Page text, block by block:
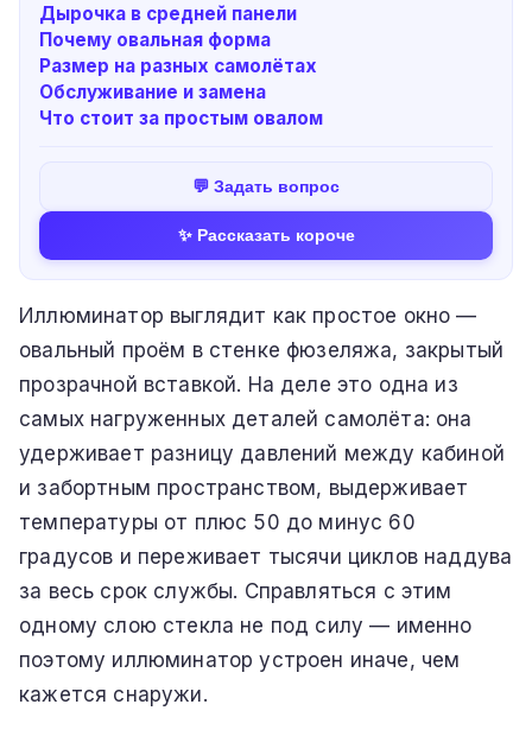
Дырочка в средней панели
Почему овальная форма
Размер на разных самолётах
Обслуживание и замена
Что стоит за простым овалом
💬 Задать вопрос
✨ Рассказать короче
Иллюминатор выглядит как простое окно —
овальный проём в стенке фюзеляжа, закрытый
прозрачной вставкой. На деле это одна из
самых нагруженных деталей самолёта: она
удерживает разницу давлений между кабиной
и забортным пространством, выдерживает
температуры от плюс 50 до минус 60
градусов и переживает тысячи циклов наддува
за весь срок службы. Справляться с этим
одному слою стекла не под силу — именно
поэтому иллюминатор устроен иначе, чем
кажется снаружи.